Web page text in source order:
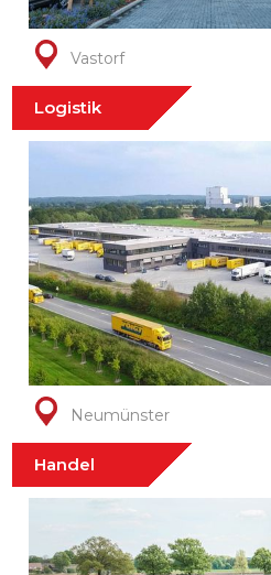
Vastorf
Logistik
Neumünster
Handel